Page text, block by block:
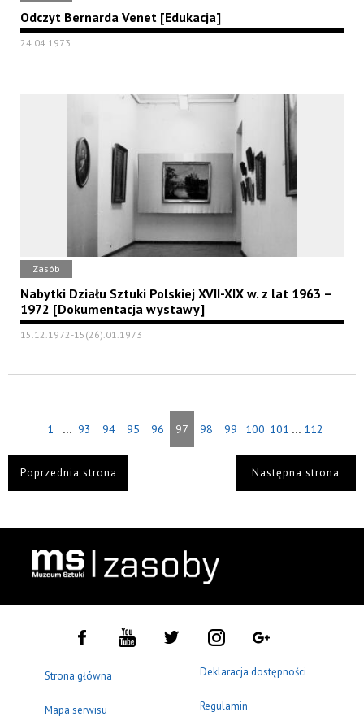
Odczyt Bernarda Venet [Edukacja]
24.04.1973
Zasób
Nabytki Działu Sztuki Polskiej XVII-XIX w. z lat 1963 –
1972 [Dokumentacja wystawy]
15.12.1972-15(26).01.1973
1 ... 93 94 95 96 97 98 99 100 101 ... 112
Poprzednia strona Następna strona
Strona główna
Mapa serwisu
Deklaracja dostępności
Regulamin